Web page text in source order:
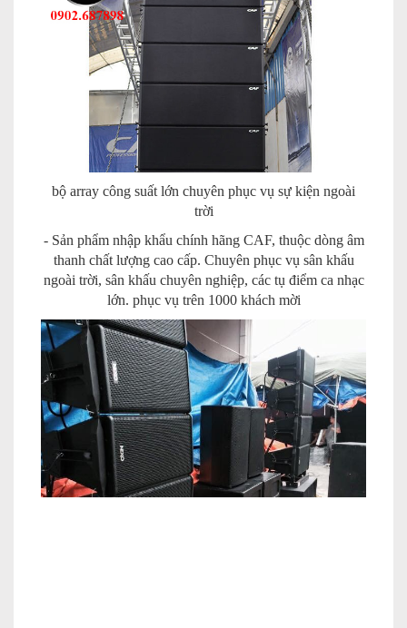
bộ array công suất lớn chuyên phục vụ sự kiện ngoài
trời
- Sản phẩm nhập khẩu chính hãng CAF, thuộc dòng âm
thanh chất lượng cao cấp. Chuyên phục vụ sân khấu
ngoài trời, sân khấu chuyên nghiệp, các tụ điểm ca nhạc
lớn. phục vụ trên 1000 khách mời